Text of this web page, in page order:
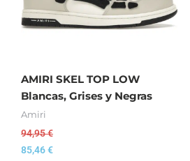
AMIRI SKEL TOP LOW
Blancas, Grises y Negras
Amiri
94,95€
85,46€